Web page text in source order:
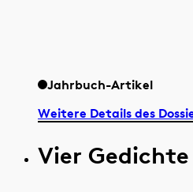
Jahrbuch-Artikel
Weitere Details des
Vier